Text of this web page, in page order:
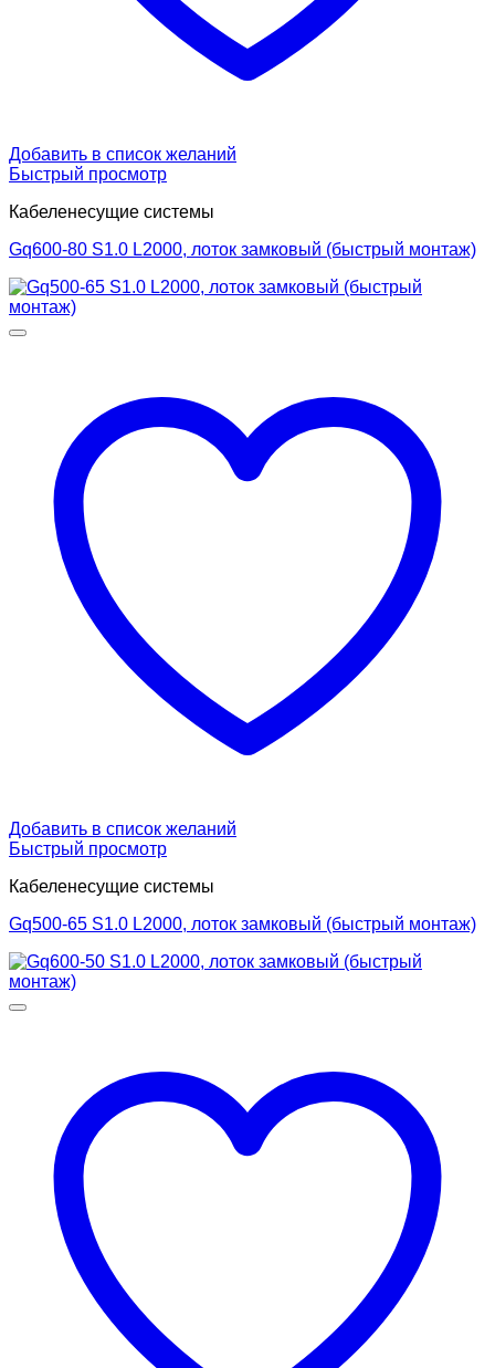
Добавить в список желаний
Быстрый просмотр
Кабеленесущие системы
Gq600-80 S1.0 L2000, лоток замковый (быстрый монтаж)
Добавить в список желаний
Быстрый просмотр
Кабеленесущие системы
Gq500-65 S1.0 L2000, лоток замковый (быстрый монтаж)